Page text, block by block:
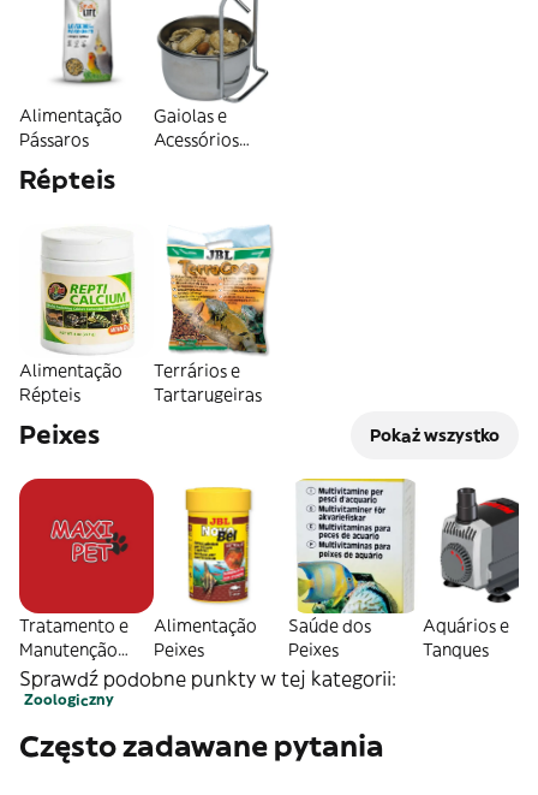
Alimentação
Pássaros
Gaiolas e
Acessórios
Répteis
Alimentação
Répteis
Terrários e
Tartarugeiras
Peixes Pokaż wszystko
Tratamento e
Manutenção
Água
Alimentação
Peixes
Saúde dos
Peixes
Aquários e
Tanques
Sprawdź podobne punkty w tej kategorii:
Zoologiczny
Często zadawane pytania